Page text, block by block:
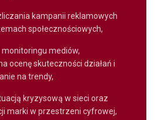
kampanii reklamowych
społecznościowych,
mediów,
ocenę skuteczności działań i
na trendy,
kryzysową w sieci oraz
marki w przestrzeni cyfrowej,